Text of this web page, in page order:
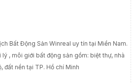
Bất Động Sản Winreal uy tín tại Miền Nam.
lý , môi giới bất động sản gồm: biệt thự, nhà
đất nền tại TP. Hồ chí Minh